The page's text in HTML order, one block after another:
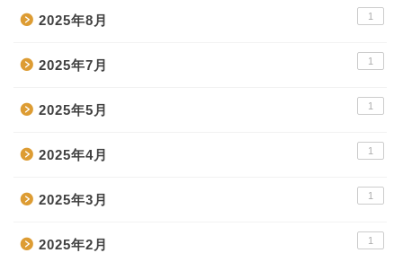
2025年8月 1
2025年7月 1
2025年5月 1
2025年4月 1
2025年3月 1
2025年2月 1